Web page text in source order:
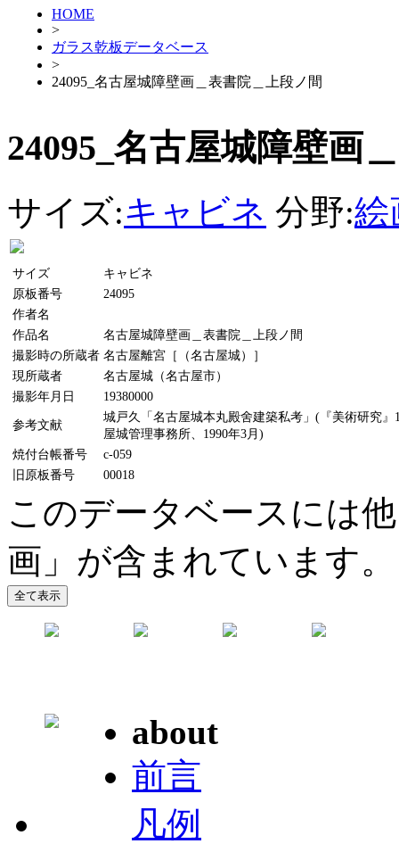
HOME
>
ガラス乾板データベース
>
24095_名古屋城障壁画＿表書院＿上段ノ間
24095_名古屋城障壁画
サイズ:キャビネ 分野:絵
サイズ
キャビネ
原板番号
24095
作者名
作品名
名古屋城障壁画＿表書院＿上段ノ間
撮影時の所蔵者 名古屋離宮［（名古屋城）］
現所蔵者
名古屋城（名古屋市）
撮影年月日
19380000
参考文献
城戸久「名古屋城本丸殿舍建築私考」(『美術研究
屋城管理事務所、1990年3月)
焼付台帳番号
c-059
旧原板番号
00018
このデータベースには
画」が含まれています。
about
前言
凡例